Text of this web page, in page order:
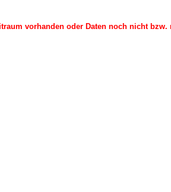
vorhanden oder Daten noch nicht